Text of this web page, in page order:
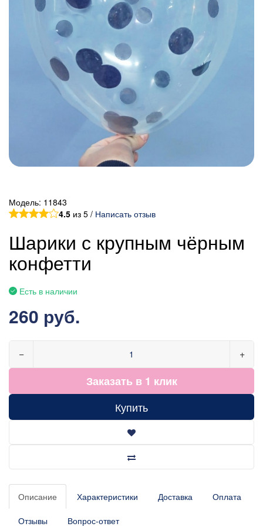
Модель: 11843
4.5 из 5 / Написать отзыв
Шарики с крупным чёрным
конфетти
Есть в наличии
260 руб.
− +
Заказать в 1 клик
Купить
Описание Характеристики Доставка Оплата
Отзывы Вопрос-ответ